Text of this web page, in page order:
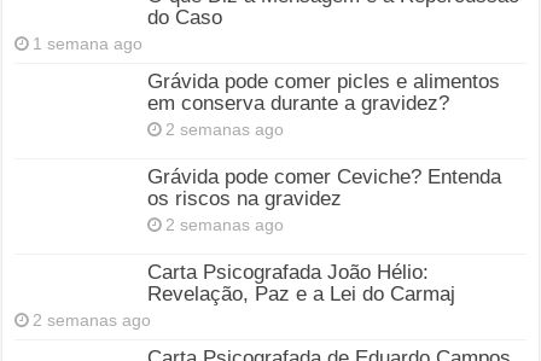
do Caso
1 semana ago
Grávida pode comer picles e alimentos
em conserva durante a gravidez?
2 semanas ago
Grávida pode comer Ceviche? Entenda
os riscos na gravidez
2 semanas ago
Carta Psicografada João Hélio:
Revelação, Paz e a Lei do Carmaj
2 semanas ago